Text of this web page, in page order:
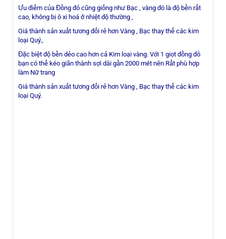
Ưu điểm của Đồng đỏ cũng giống như Bạc , vàng đó là độ bền rất
cao, không bị ô xi hoá ở nhiệt độ thường ,
Giá thành sản xuất tương đối rẻ hơn Vàng , Bạc thay thế các kim
loại Quý.,
Đặc biệt độ bền dẻo cao hơn cả Kim loại vàng. Với 1 giọt đồng đỏ
bạn có thể kéo giãn thành sợi dài gần 2000 mét nên Rất phù hợp
làm Nữ trang
Giá thành sản xuất tương đối rẻ hơn Vàng , Bạc thay thế các kim
loại Quý.